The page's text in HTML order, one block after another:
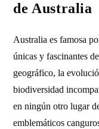
de Australia
Australia es famosa
únicas y fascinantes
geográfico, la
biodiversidad
en ningún otro lugar
emblemáticos